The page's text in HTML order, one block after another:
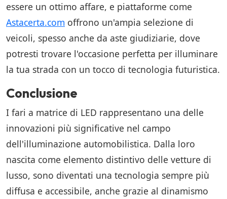
essere un ottimo affare, e piattaforme come
Astacerta.com offrono un'ampia selezione di
veicoli, spesso anche da aste giudiziarie, dove
potresti trovare l'occasione perfetta per illuminare
la tua strada con un tocco di tecnologia futuristica.
Conclusione
I fari a matrice di LED rappresentano una delle
innovazioni più significative nel campo
dell'illuminazione automobilistica. Dalla loro
nascita come elemento distintivo delle vetture di
lusso, sono diventati una tecnologia sempre più
diffusa e accessibile, anche grazie al dinamismo